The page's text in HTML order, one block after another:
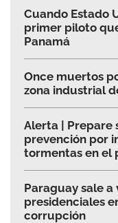
Cuando Estado
primer piloto
Panamá
Once muertos
zona industrial
Alerta | Prepare
prevención por
tormentas en el
Paraguay sale
presidenciales
corrupción